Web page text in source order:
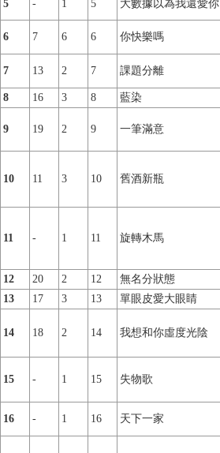
5 - 1 5 大數據以為我還愛你
6 7 6 6 你快樂嗎
7 13 2 7 課題分離
8 16 3 8 藍染
9 19 2 9 一筆滿意
10 11 3 10 舊酒新瓶
11 - 1 11 旋轉木馬
12
20 2 12 無名分狀態
13
17 3 13 單眼皮愛大眼睛
14 18 2 14 我想和你虛度光陰
15 - 1 15 失物歌
16 - 1 16 天下一家